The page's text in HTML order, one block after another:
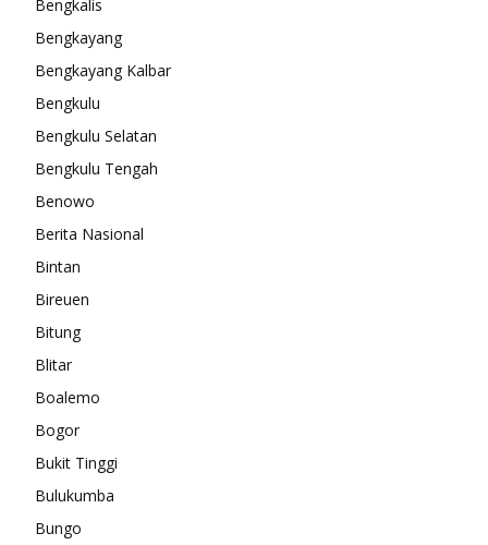
Bengkalis
Bengkayang
Bengkayang Kalbar
Bengkulu
Bengkulu Selatan
Bengkulu Tengah
Benowo
Berita Nasional
Bintan
Bireuen
Bitung
Blitar
Boalemo
Bogor
Bukit Tinggi
Bulukumba
Bungo